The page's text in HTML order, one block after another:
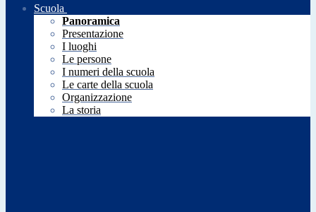
Scuola
Panoramica
Presentazione
I luoghi
Le persone
I numeri della scuola
Le carte della scuola
Organizzazione
La storia